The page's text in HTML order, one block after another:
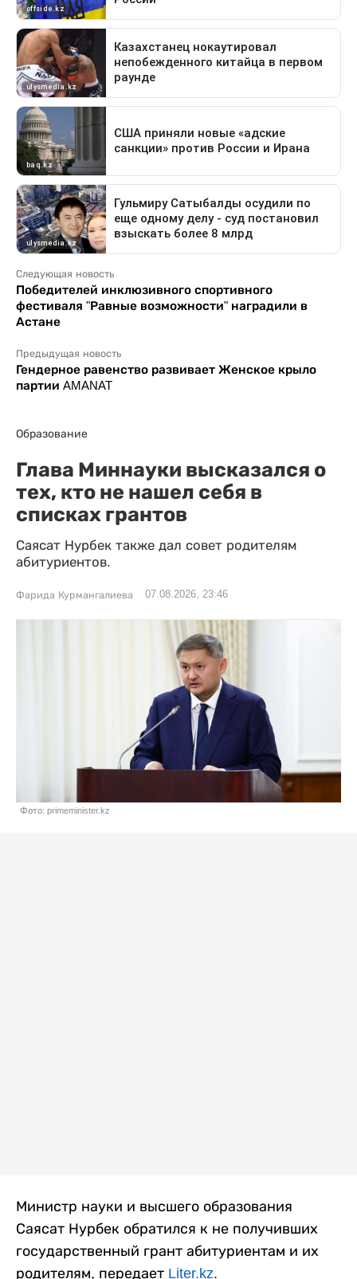
Следующая новость
Победителей инклюзивного спортивного
фестиваля "Равные возможности" наградили в
Астане
Предыдущая новость
Гендерное равенство развивает Женское крыло
партии AMANAT
Образование
Глава Миннауки высказался о
тех, кто не нашел себя в
списках грантов
Саясат Нурбек также дал совет родителям
абитуриентов.
Фарида Курмангалиева 07.08.2026, 23:46
Фото: primeminister.kz
Министр науки и высшего образования
Саясат Нурбек обратился к не получивших
государственный грант абитуриентам и их
родителям, передает Liter.kz.